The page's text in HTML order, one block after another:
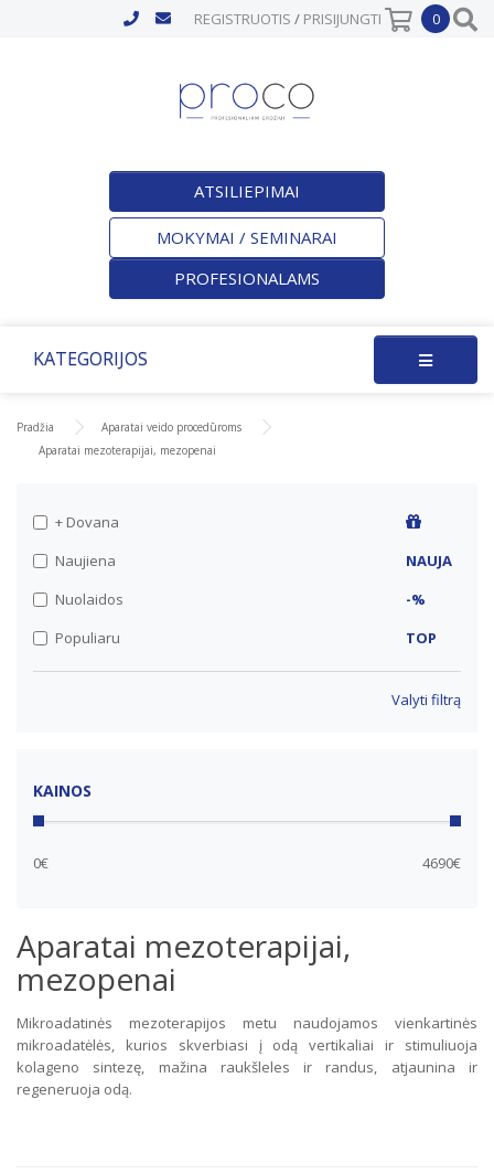
REGISTRUOTIS / PRISIJUNGTI 0
ATSILIEPIMAI
MOKYMAI / SEMINARAI
PROFESIONALAMS
KATEGORIJOS
Pradžia
Aparatai veido procedūroms
Aparatai mezoterapijai, mezopenai
+ Dovana
Naujiena
NAUJA
Nuolaidos
-%
Populiaru
TOP
Valyti filtrą
KAINOS
0€ 4690€
Aparatai mezoterapijai,
mezopenai
Mikroadatinės mezoterapijos metu naudojamos vienkartinės
mikroadatėlės, kurios skverbiasi į odą vertikaliai ir stimuliuoja
kolageno sintezę, mažina raukšleles ir randus, atjaunina ir
regeneruoja odą.